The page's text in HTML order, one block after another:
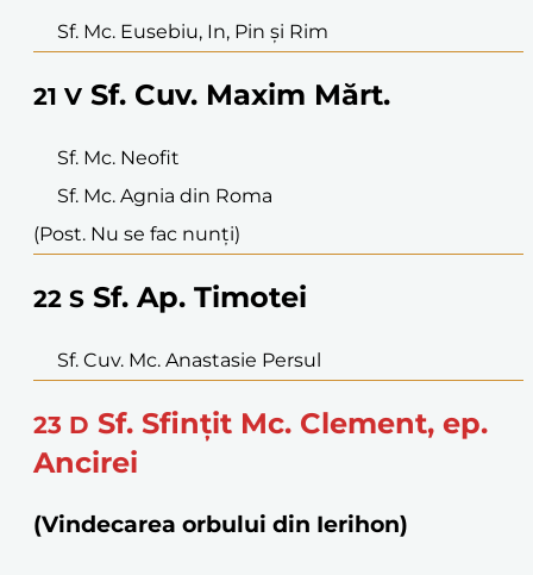
Sf. Mc. Eusebiu, In, Pin și Rim
21 V Sf. Cuv. Maxim Mărt.
Sf. Mc. Neofit
Sf. Mc. Agnia din Roma
(Post. Nu se fac nunți)
22 S Sf. Ap. Timotei
Sf. Cuv. Mc. Anastasie Persul
23 D Sf. Sfințit Mc. Clement, ep.
Ancirei
(Vindecarea orbului din Ierihon)